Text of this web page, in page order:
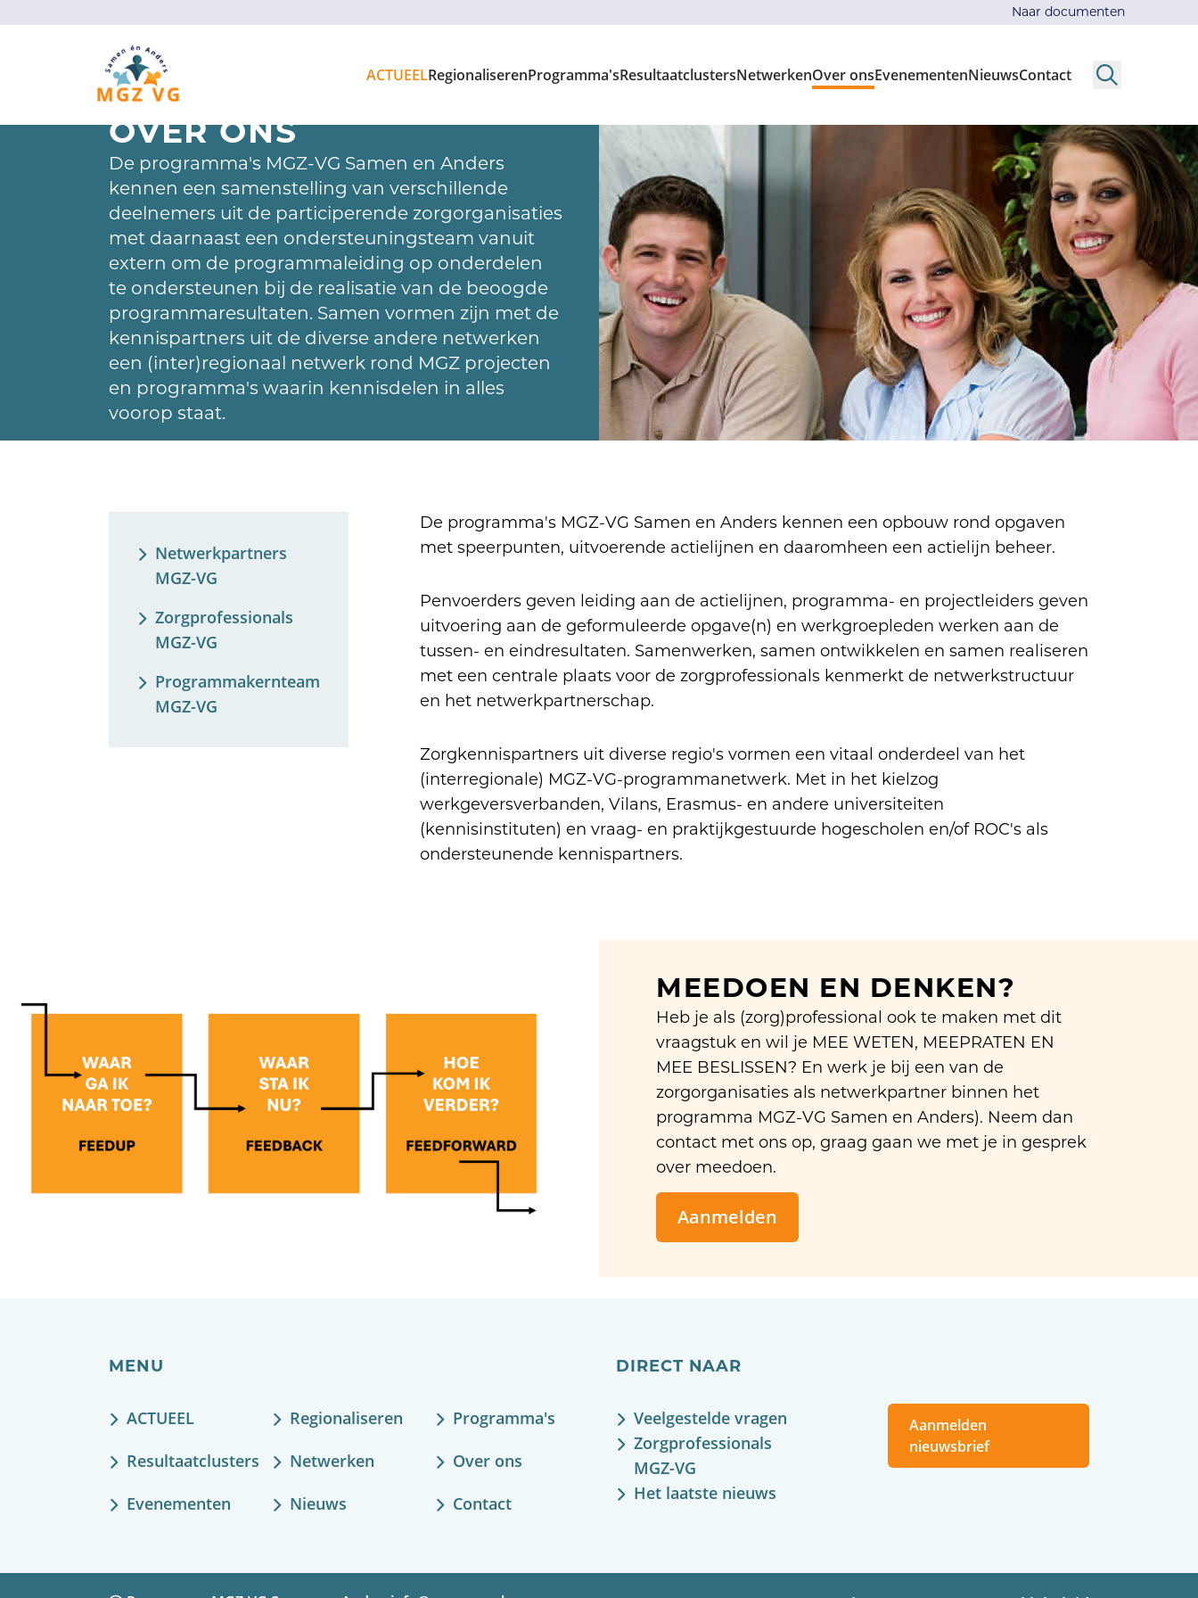
ACTUEELRegionaliserenProgramma'sResultaatclustersNetwerkenOver onsEvenementenNieuwsContact Search
Naar documenten
OVER ONS
De programma's MGZ-VG Samen en Anders
kennen een samenstelling van verschillende
deelnemers uit de participerende zorgorganisaties
met daarnaast een ondersteuningsteam vanuit
extern om de programmaleiding op onderdelen
te ondersteunen bij de realisatie van de beoogde
programmaresultaten. Samen vormen zijn met de
kennispartners uit de diverse andere netwerken
een (inter)regionaal netwerk rond MGZ projecten
en programma's waarin kennisdelen in alles
voorop staat.
Netwerkpartners
MGZ-VG
Zorgprofessionals
MGZ-VG
Programmakernteam
MGZ-VG
De programma's MGZ-VG Samen en Anders kennen een opbouw rond opgaven
met speerpunten, uitvoerende actielijnen en daaromheen een actielijn beheer.
Penvoerders geven leiding aan de actielijnen, programma- en projectleiders geven
uitvoering aan de geformuleerde opgave(n) en werkgroepleden werken aan de
tussen- en eindresultaten. Samenwerken, samen ontwikkelen en samen realiseren
met een centrale plaats voor de zorgprofessionals kenmerkt de netwerkstructuur
en het netwerkpartnerschap.
Zorgkennispartners uit diverse regio's vormen een vitaal onderdeel van het
(interregionale) MGZ-VG-programmanetwerk. Met in het kielzog
werkgeversverbanden, Vilans, Erasmus- en andere universiteiten
(kennisinstituten) en vraag- en praktijkgestuurde hogescholen en/of ROC's als
ondersteunende kennispartners.
MEEDOEN EN DENKEN?
Heb je als (zorg)professional ook te maken met dit
vraagstuk en wil je MEE WETEN, MEEPRATEN EN
MEE BESLISSEN? En werk je bij een van de
zorgorganisaties als netwerkpartner binnen het
programma MGZ-VG Samen en Anders). Neem dan
contact met ons op, graag gaan we met je in gesprek
over meedoen.
Aanmelden
MENU
ACTUEEL Regionaliseren
Programma's
Resultaatclusters
Netwerken
Over ons
Evenementen
Nieuws Contact
DIRECT NAAR
Veelgestelde vragen
Zorgprofessionals
MGZ-VG
Het laatste nieuws
Aanmelden
nieuwsbrief